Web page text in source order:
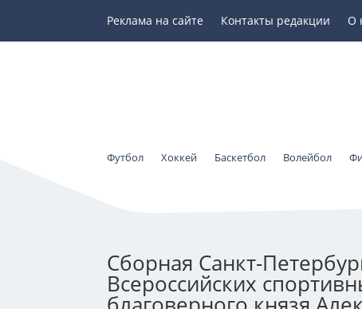
Реклама на сайте Контакты редакции О
Футбол Хоккей Баскетбол Волейбол
Сборная Санкт-
Всероссийских